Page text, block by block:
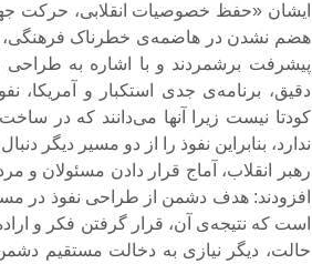
ایشان «حفظ خصوصیات انقلابی، حرکت
هضم نشدن در هاضمه‌ی خطرناک فرهنگی،
پیشرفت برشمردند و با اشاره به
دقیق، برنامه‌ی جدی استکبار و آمریکا،
کودتا نیست زیرا آنها می‌دانند که در
ندارد، بنابراین نفوذ را از دو مسیر دیگر
رهبر انقلاب، آماج قرار دادن مسئولان و
افزودند: هدف دشمن از طراحی نفوذ در
است که نتیجه‌ی آن، قرار گرفتن فکر و
حالت، دیگر نیازی به دخالت مستقیم